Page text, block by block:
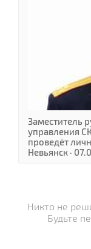
Заместитель
управления
проведёт
Невьянск ·
Никто не
Будьте